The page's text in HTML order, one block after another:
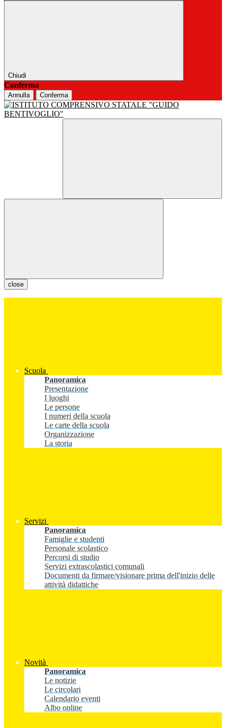
Chiudi
Conferma
Annulla Conferma
close
Scuola
Panoramica
Presentazione
I luoghi
Le persone
I numeri della scuola
Le carte della scuola
Organizzazione
La storia
Servizi
Panoramica
Famiglie e studenti
Personale scolastico
Percorsi di studio
Servizi extrascolastici comunali
Documenti da firmare/visionare prima dell'inizio delle
attività didattiche
Novità
Panoramica
Le notizie
Le circolari
Calendario eventi
Albo online